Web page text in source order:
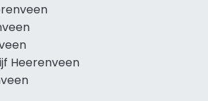
Heerenveen